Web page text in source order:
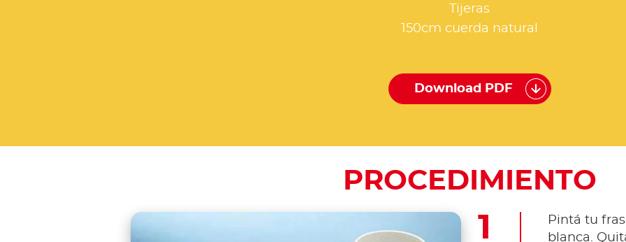
Tijeras
150cm cuerda natural
Download PDF
PROCEDIMIENTO
Pintá tu
blanca.